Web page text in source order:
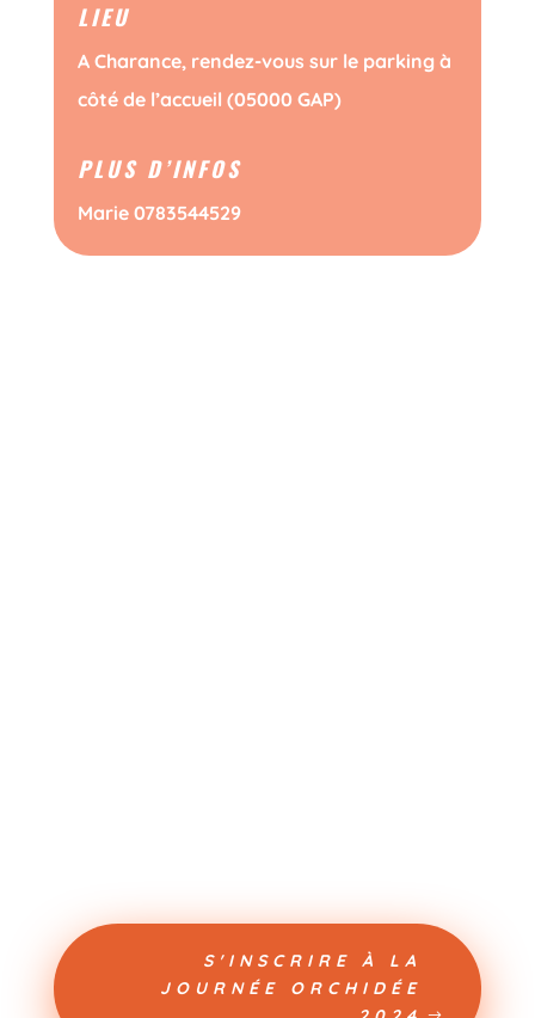
LIEU
A Charance, rendez-vous sur le parking à
côté de l’accueil (05000 GAP)
PLUS D’INFOS
Marie 0783544529
S'INSCRIRE À LA
JOURNÉE ORCHIDÉE